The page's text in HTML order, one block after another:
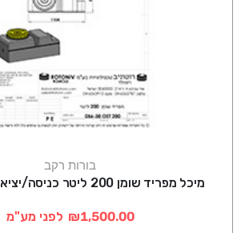
בורות רקב
מיכל מפריד שומן 200 ליטר כניסה/יציאה "4 רוטוניב
₪1,500.00 לפני מע"מ